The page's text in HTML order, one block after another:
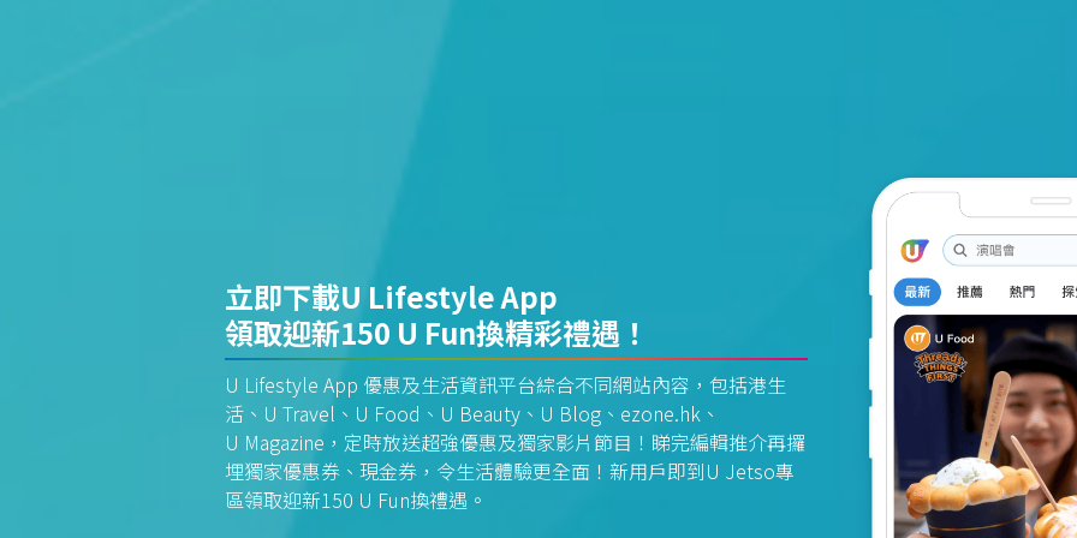
立即下載U Lifestyle App
領取迎新150 U Fun換精彩禮遇！
U Lifestyle App 優惠及生活資訊平台綜合不同網站內容，包括港生
活、U Travel、U Food、U Beauty、U Blog、ezone.hk、
U Magazine，定時放送超強優惠及獨家影片節目！睇完編輯推介再攞
埋獨家優惠券、現金券，令生活體驗更全面！新用戶即到U Jetso專
區領取迎新150 U Fun換禮遇。